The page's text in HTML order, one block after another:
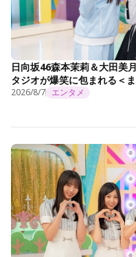
日向坂46森本茉莉＆大田美
タジオが爆笑に包まれる＜
2026/8/7 エンタメ